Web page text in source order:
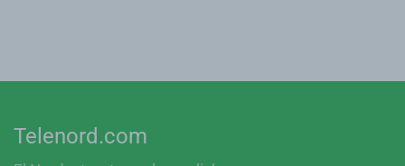
Telenord.com